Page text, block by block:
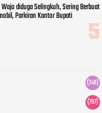
diduga Selingkuh, Sering Berbuat
Parkiran Kantor Bupati
(248)
(797)